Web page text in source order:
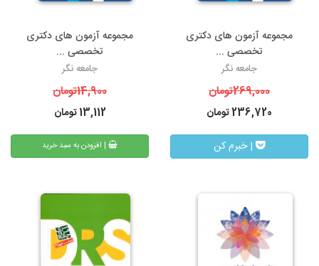
مجموعه آزمون های دکتری
تخصصی ...
جامعه نگر
269,000تومان
236,720تومان
| خبرم کن
مجموعه آزمون های دکتری
تخصصی ...
جامعه نگر
14,900تومان
13,112تومان
| افزودن به سبد خرید